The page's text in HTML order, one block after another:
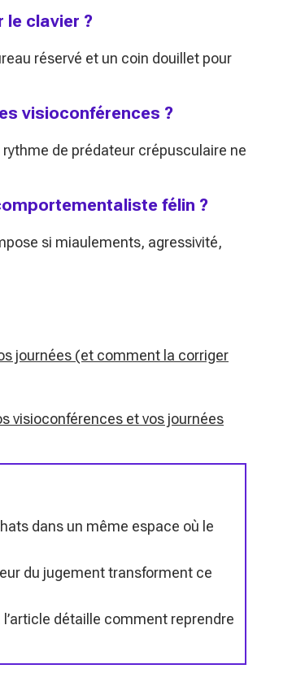
le clavier ?
réservé et un coin douillet pour
visioconférences ?
de prédateur crépusculaire ne
félin ?
si miaulements, agressivité,
journées (et comment la corriger
visioconférences et vos journées
dans un même espace où le
du jugement transforment ce
détaille comment reprendre